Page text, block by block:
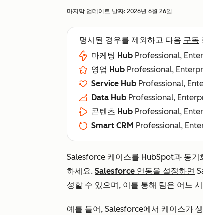
마지막 업데이트 날짜: 2026년 6월 26일
명시된 경우를 제외하고 다음 구독
마케팅 Hub Professional,
영업 Hub Professional,
Service Hub Professional,
Data Hub Professional,
콘텐츠 Hub Professional,
Smart CRM Professional,
Salesforce 케이스를 HubSpot과 동
하세요. Salesforce 연동을 설정하면
성할 수 있으며, 이를 통해 팀은 어느
예를 들어, Salesforce에서 케이스가